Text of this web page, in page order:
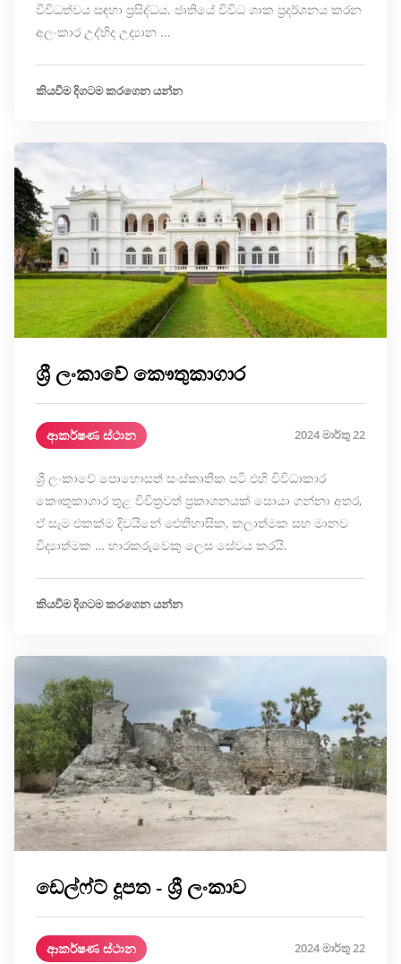
විවිධත්වය සඳහා ප්‍රසිද්ධය. ජාතියේ විවිධ ශාක ප්‍රදර්ශනය කරන
අලංකාර උද්භිද උද්‍යාන ...
කියවීම දිගටම කරගෙන යන්න
ශ්‍රී ලංකාවේ කෞතුකාගාර
ආකර්ෂණ ස්ථාන 2024 මාර්තු 22
ශ්‍රී ලංකාවේ පොහොසත් සංස්කෘතික පටි එහි විවිධාකාර
කෞතුකාගාර තුළ විචිත්‍රවත් ප්‍රකාශනයක් සොයා ගන්නා අතර,
ඒ සෑම එකක්ම දිවයිනේ ඓතිහාසික, කලාත්මක සහ මානව
විද්‍යාත්මක … භාරකරුවෙකු ලෙස සේවය කරයි.
කියවීම දිගටම කරගෙන යන්න
ඩෙල්ෆ්ට් දූපත - ශ්‍රී ලංකාව
ආකර්ෂණ ස්ථාන 2024 මාර්තු 22